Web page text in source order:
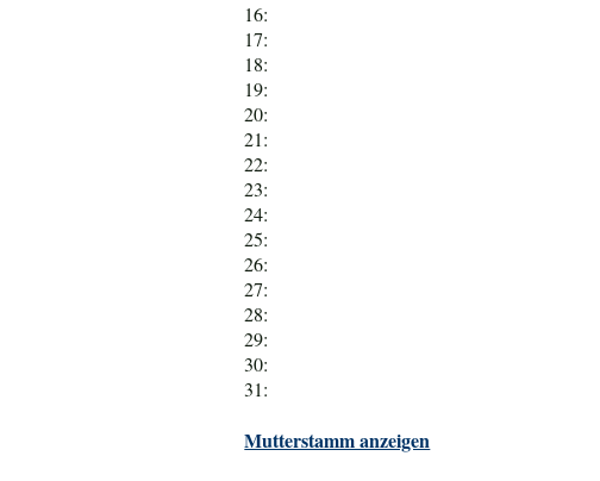
16:
17:
18:
19:
20:
21:
22:
23:
24:
25:
26:
27:
28:
29:
30:
31:
Mutterstamm anzeigen